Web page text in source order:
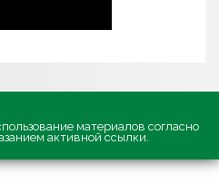
материалов согласно
активной ссылки.